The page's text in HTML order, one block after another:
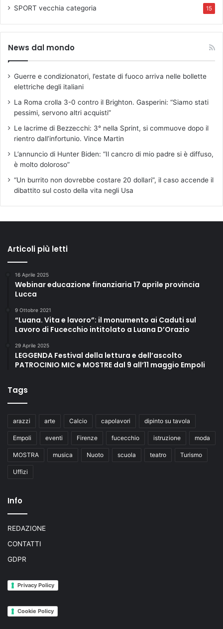
SPORT vecchia categoria 15
News dal mondo
Guerre e condizionatori, l’estate di fuoco arriva nelle bollette
elettriche degli italiani
La Roma crolla 3-0 contro il Brighton. Gasperini: “Siamo stati
pessimi, servono altri acquisti”
Le lacrime di Bezzecchi: 3° nella Sprint, si commuove dopo il
rientro dall’infortunio. Vince Martin
L’annuncio di Hunter Biden: “Il cancro di mio padre si è diffuso,
è molto doloroso”
“Un burrito non dovrebbe costare 20 dollari”, il caso accende il
dibattito sul costo della vita negli Usa
Articoli più letti
16 Aprile 2025
Webinar educazione finanziaria 17 aprile provincia
Lucca
9 Ottobre 2021
“Luana. Vita e lavoro”: il monumento ai Caduti sul
Lavoro di Fucecchio intitolato a Luana D’Orazio
29 Aprile 2025
LEGGENDA Festival della lettura e dell’ascolto
PATROCINIO MIC e MOSTRE dal 9 all’11 maggio Empoli
Tags
arazzi arte Calcio capolavori dipinto su tavola
Empoli eventi Firenze fucecchio istruzione moda
MOSTRA musica Nuoto scuola teatro Turismo
Uffizi
Info
REDAZIONE
CONTATTI
GDPR
Privacy Policy
Cookie Policy